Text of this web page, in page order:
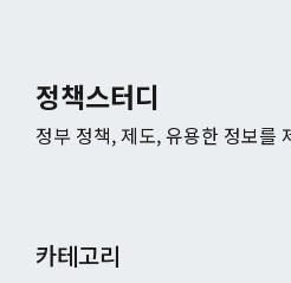
정책스터디
정부 정책, 제도, 유용한 정보를
카테고리